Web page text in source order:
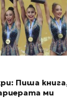
Пиша
ми